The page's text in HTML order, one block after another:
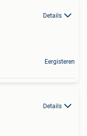
Details
Eergisteren
Details